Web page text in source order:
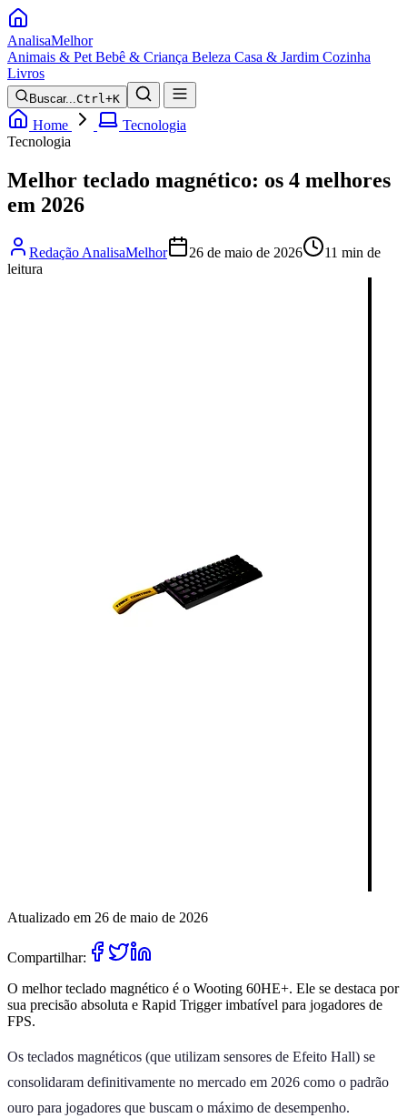
AnalisaMelhor
Animais & Pet Bebê & Criança Beleza Casa & Jardim Cozinha
Livros
Buscar...Ctrl+K
Home
Tecnologia
Tecnologia
Melhor teclado magnético: os 4 melhores
em 2026
Redação AnalisaMelhor 26 de maio de 2026
11 min de
leitura
Atualizado em 26 de maio de 2026
Compartilhar:
O melhor teclado magnético é o Wooting 60HE+. Ele se destaca por
sua precisão absoluta e Rapid Trigger imbatível para jogadores de
FPS.
Os teclados magnéticos (que utilizam sensores de Efeito Hall) se
consolidaram definitivamente no mercado em 2026 como o padrão
ouro para jogadores que buscam o máximo de desempenho.